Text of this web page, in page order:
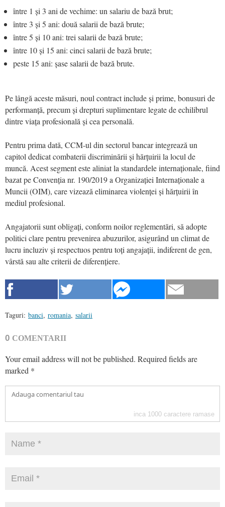
între 1 și 3 ani de vechime: un salariu de bază brut;
între 3 și 5 ani: două salarii de bază brute;
între 5 și 10 ani: trei salarii de bază brute;
între 10 și 15 ani: cinci salarii de bază brute;
peste 15 ani: șase salarii de bază brute.
Pe lângă aceste măsuri, noul contract include și prime, bonusuri de
performanță, precum și drepturi suplimentare legate de echilibrul
dintre viața profesională și cea personală.
Pentru prima dată, CCM-ul din sectorul bancar integrează un
capitol dedicat combaterii discriminării și hărțuirii la locul de
muncă. Acest segment este aliniat la standardele internaționale, fiind
bazat pe Convenția nr. 190/2019 a Organizației Internaționale a
Muncii (OIM), care vizează eliminarea violenței și hărțuirii în
mediul profesional.
Angajatorii sunt obligați, conform noilor reglementări, să adopte
politici clare pentru prevenirea abuzurilor, asigurând un climat de
lucru incluziv și respectuos pentru toți angajații, indiferent de gen,
vârstă sau alte criterii de diferențiere.
Taguri: banci, romania, salarii
0 COMENTARII
Your email address will not be published. Required fields are
marked *
inca 1000 caractere ramase